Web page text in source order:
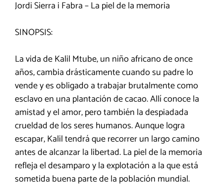
Jordi Sierra i Fabra – La piel de la memoria
SINOPSIS:
La vida de Kalil Mtube, un niño africano de once
años, cambia drásticamente cuando su padre lo
vende y es obligado a trabajar brutalmente como
esclavo en una plantación de cacao. Allí conoce la
amistad y el amor, pero también la despiadada
crueldad de los seres humanos. Aunque logra
escapar, Kalil tendrá que recorrer un largo camino
antes de alcanzar la libertad. La piel de la memoria
refleja el desamparo y la explotación a la que está
sometida buena parte de la población mundial.